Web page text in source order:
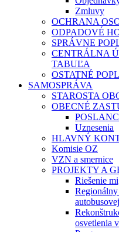
Zmluvy
OCHRANA
ODPADOVÉ
SPRÁVNE
CENTRÁLNA
TABUĽA
OSTATNÉ
SAMOSPRÁVA
STAROSTA
OBECNÉ
Uznesenia
HLAVNÝ
Komisie OZ
VZN a smernice
PROJEKTY A
Riešenie
osvetlenia